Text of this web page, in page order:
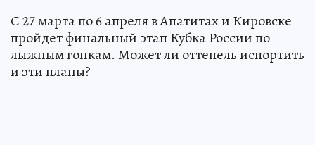
С 27 марта по 6 апреля в Апатитах и Кировске
пройдет финальный этап Кубка России по
лыжным гонкам. Может ли оттепель испортить
и эти планы?